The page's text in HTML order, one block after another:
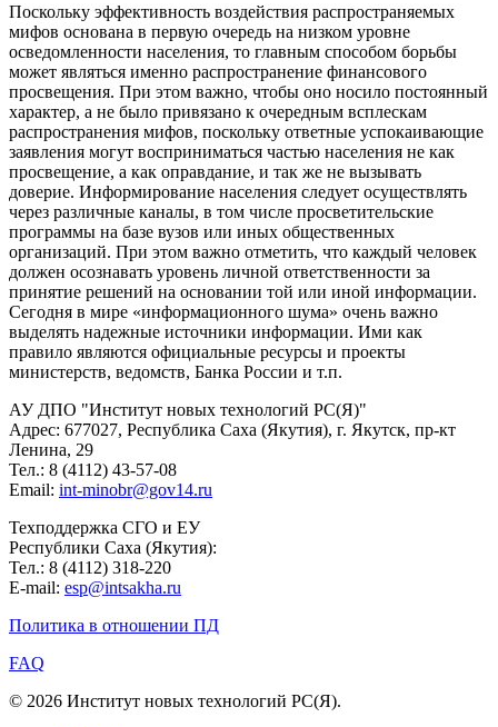
Поскольку эффективность воздействия распространяемых
мифов основана в первую очередь на низком уровне
осведомленности населения, то главным способом борьбы
может являться именно распространение финансового
просвещения. При этом важно, чтобы оно носило постоянный
характер, а не было привязано к очередным всплескам
распространения мифов, поскольку ответные успокаивающие
заявления могут восприниматься частью населения не как
просвещение, а как оправдание, и так же не вызывать
доверие. Информирование населения следует осуществлять
через различные каналы, в том числе просветительские
программы на базе вузов или иных общественных
организаций. При этом важно отметить, что каждый человек
должен осознавать уровень личной ответственности за
принятие решений на основании той или иной информации.
Сегодня в мире «информационного шума» очень важно
выделять надежные источники информации. Ими как
правило являются официальные ресурсы и проекты
министерств, ведомств, Банка России и т.п.
АУ ДПО "Институт новых технологий РС(Я)"
Адрес: 677027, Республика Саха (Якутия), г. Якутск, пр-кт
Ленина, 29
Тел.: 8 (4112) 43-57-08
Email: int-minobr@gov14.ru
Техподдержка СГО и ЕУ
Республики Саха (Якутия):
Тел.: 8 (4112) 318-220
E-mail: esp@intsakha.ru
Политика в отношении ПД
FAQ
© 2026 Институт новых технологий РС(Я).